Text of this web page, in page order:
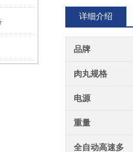
详细介绍
品牌
肉丸规格
电源
重量
全自动高速多